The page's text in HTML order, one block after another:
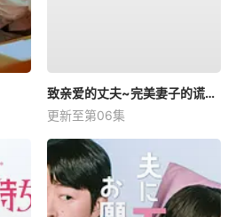
致亲爱的丈夫~完美妻子的谎言~
更新至第06集